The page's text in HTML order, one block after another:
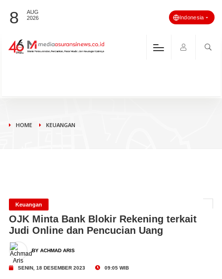
8
AUG
2026
Indonesia
HOME KEUANGAN
Keuangan
OJK Minta Bank Blokir Rekening terkait
Judi Online dan Pencucian Uang
BY ACHMAD ARIS
SENIN, 18 DESEMBER 2023 09:05 WIB